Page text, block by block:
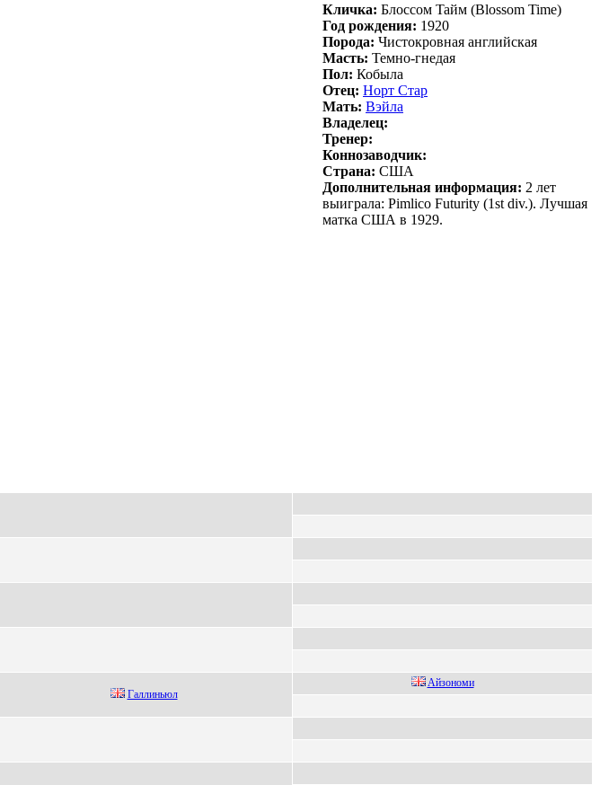
Кличка: Блоccом Taйм (Blossom Time)
Год рождения: 1920
Порода: Чистокровная английская
Масть: Темно-гнедая
Пол: Кобыла
Отец: Нoрт Стaр
Мать: Вэйла
Владелец:
Тренер:
Коннозаводчик:
Страна: США
Дополнительная информация: 2 лет
выиграла: Pimlico Futurity (1st div.). Лучшая
матка США в 1929.
Гaллиньюл
Aйзономи